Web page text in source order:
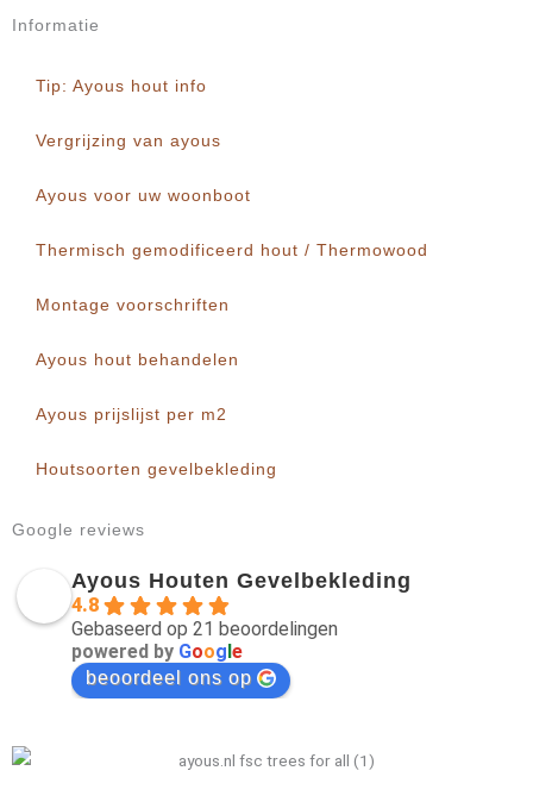
Informatie
Tip: Ayous hout info
Vergrijzing van ayous
Ayous voor uw woonboot
Thermisch gemodificeerd hout / Thermowood
Montage voorschriften
Ayous hout behandelen
Ayous prijslijst per m2
Houtsoorten gevelbekleding
Google reviews
Ayous Houten Gevelbekleding
4.8
Gebaseerd op 21 beoordelingen
powered by Google
beoordeel ons op